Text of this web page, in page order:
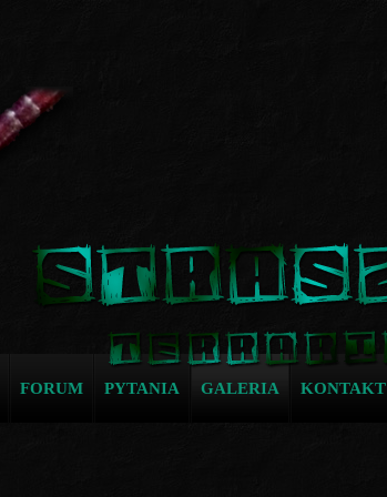
FORUM PYTANIA GALERIA KONTAKT